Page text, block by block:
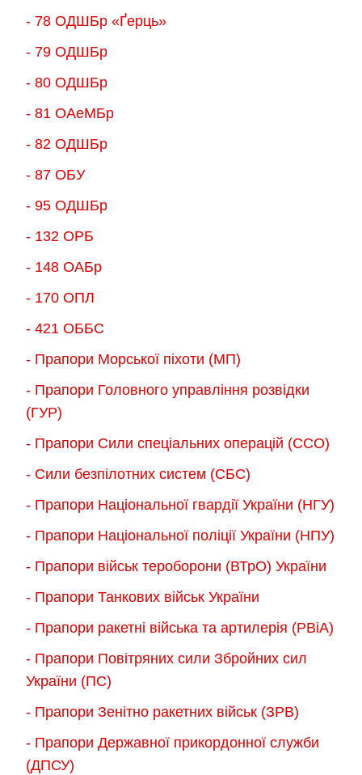
- 78 ОДШБр «Ґерць»
- 79 ОДШБр
- 80 ОДШБр
- 81 ОАеМБр
- 82 ОДШБр
- 87 ОБУ
- 95 ОДШБр
- 132 ОРБ
- 148 ОАБр
- 170 ОПЛ
- 421 ОББС
- Прапори Морської піхоти (МП)
- Прапори Головного управління розвідки
(ГУР)
- Прапори Сили спеціальних операцій (ССО)
- Сили безпілотних систем (СБС)
- Прапори Національної гвардії України (НГУ)
- Прапори Національної поліції України (НПУ)
- Прапори військ тероборони (ВТрО) України
- Прапори Танкових військ України
- Прапори ракетні війська та артилерія (РВіА)
- Прапори Повітряних сили Збройних сил
України (ПС)
- Прапори Зенітно ракетних військ (ЗРВ)
- Прапори Державної прикордонної служби
(ДПСУ)